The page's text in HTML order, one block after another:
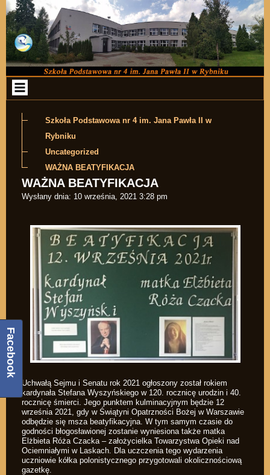
Przejdź do zawartości
Szkoła Podstawowa nr 4 im. Jana Pawła II w
Rybniku
Uncategorized
WAŻNA BEATYFIKACJA
WAŻNA BEATYFIKACJA
Wysłany dnia: 10 września, 2021 3:28 pm
Uchwałą Sejmu i Senatu rok 2021 ogłoszony został rokiem
kardynała Stefana Wyszyńskiego w 120. rocznicę urodzin i 40.
rocznicę śmierci. Jego punktem kulminacyjnym będzie 12
września 2021, gdy w Świątyni Opatrzności Bożej w Warszawie
odbędzie się msza beatyfikacyjna. W tym samym czasie do
godności błogosławionej zostanie wyniesiona także matka
Elżbieta Róża Czacka – założycielka Towarzystwa Opieki nad
Ociemniałymi w Laskach. Dla uczczenia tego wydarzenia
uczniowie kółka polonistycznego przygotowali okolicznościową
gazetkę.
Facebook